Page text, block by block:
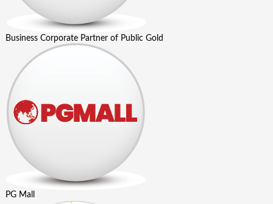
Business Corporate Partner of Public Gold
PG Mall